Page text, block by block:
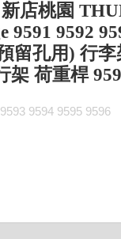
新店桃園
9591 9592
留孔用) 行
架 荷重桿
9594 9595 9596